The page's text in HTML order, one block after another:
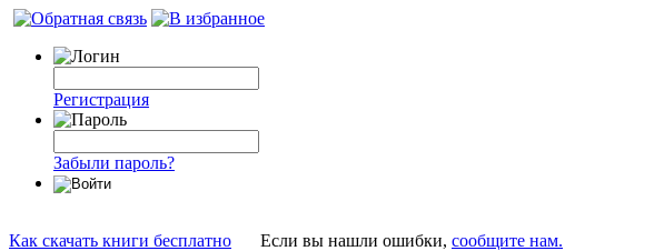
Регистрация
Забыли пароль?
Как скачать книги бесплатно Если вы нашли ошибки, сообщите нам.